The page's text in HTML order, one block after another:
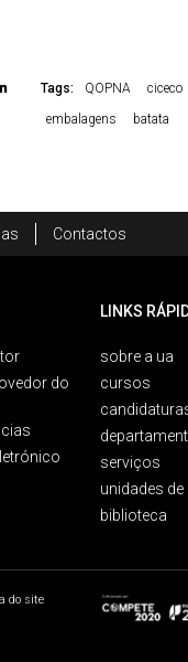
Tags: QOPNA ciceco
embalagens
batata
Contactos
do
LINKS
sobre a ua
cursos
serviços
unidades
biblioteca
do site